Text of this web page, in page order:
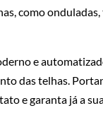
como
e
das telhas.
e garanta já a